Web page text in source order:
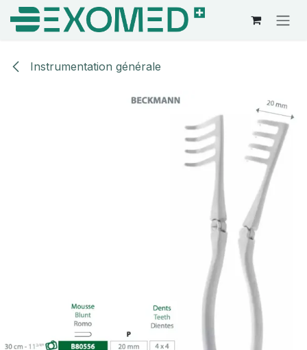
Se rendre au contenu
Instrumentation générale